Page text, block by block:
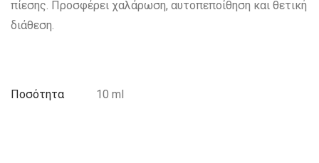
πίεσης. Προσφέρει χαλάρωση, αυτοπεποίθηση και θετική
διάθεση.
Ποσότητα 10 ml